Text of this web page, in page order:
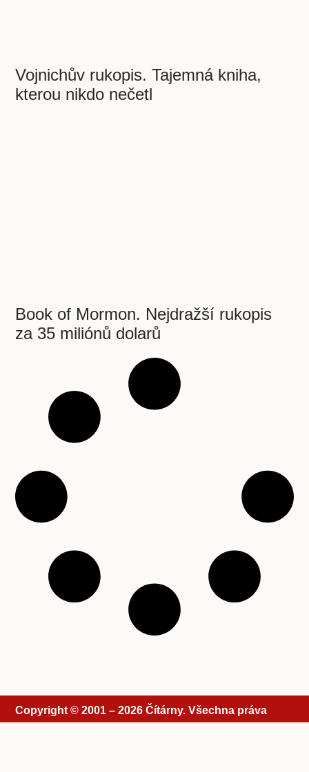
Vojnichův rukopis. Tajemná kniha,
kterou nikdo nečetl
Book of Mormon. Nejdražší rukopis
za 35 miliónů dolarů
Copyright © 2001 – 2026 Čítárny. Všechna práva